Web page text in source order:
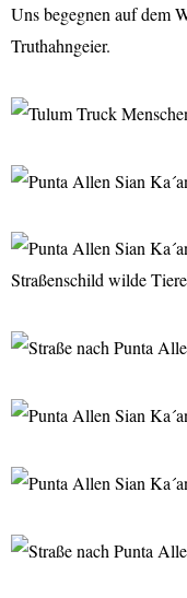
Uns begegnen auf dem
Truthahngeier.